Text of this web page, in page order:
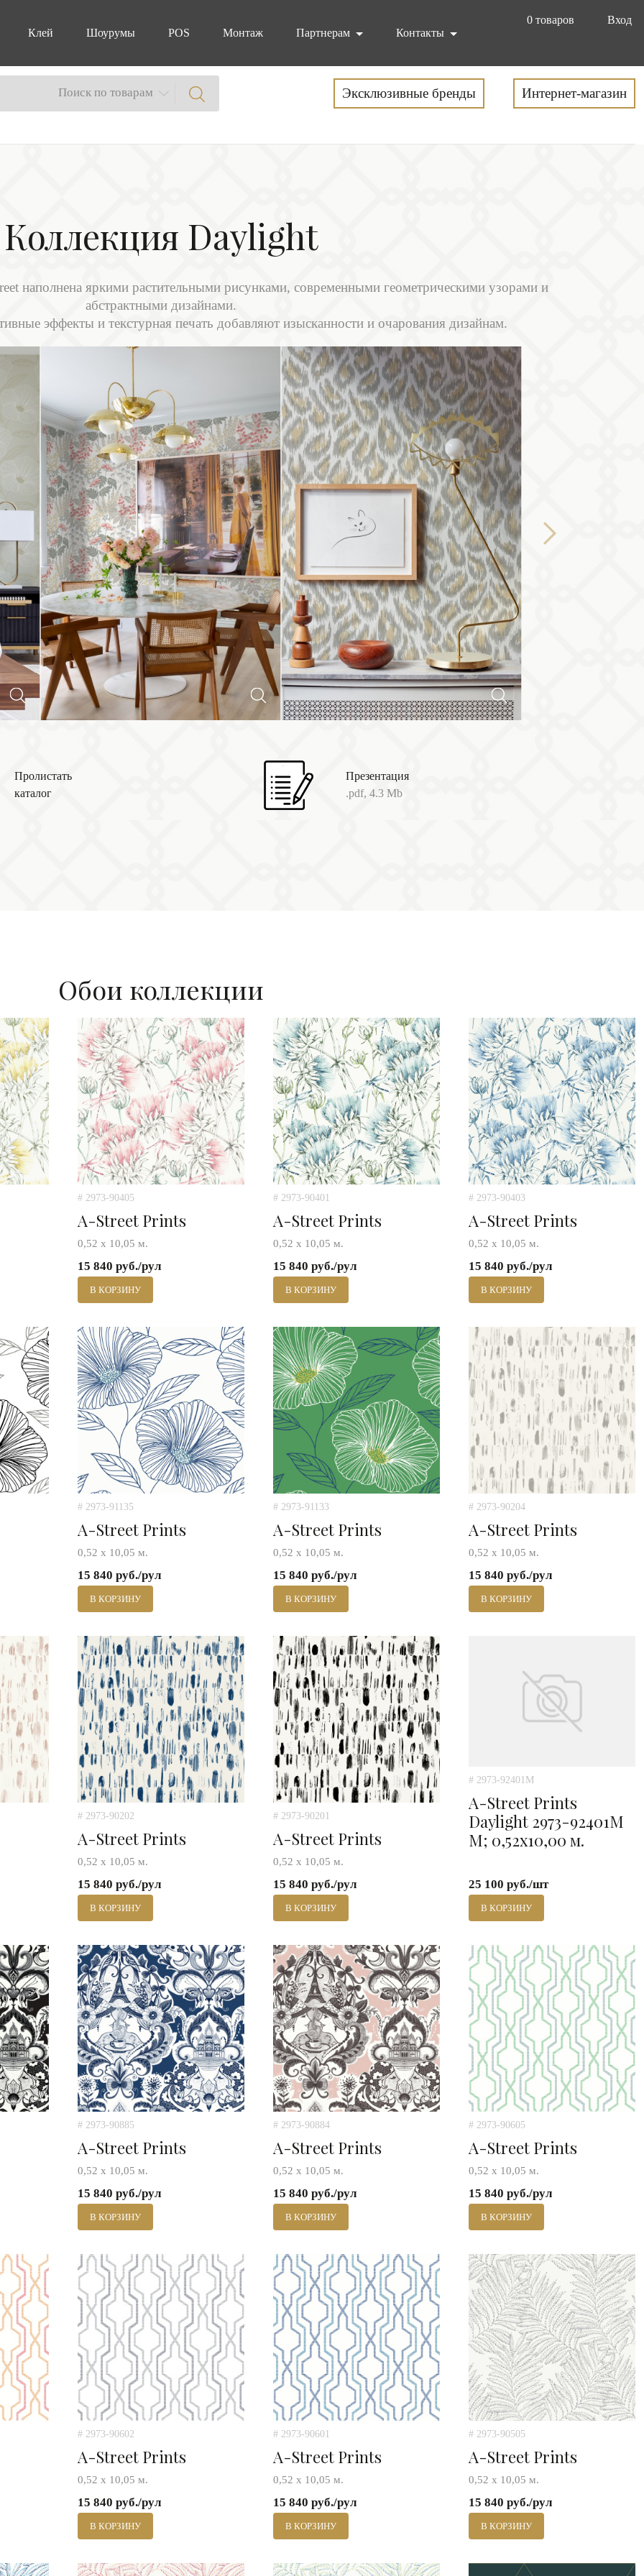
0 товаров
Вход
Клей
Шоурумы POS Монтаж Партнерам Контакты
Поиск по товарам Эксклюзивные бренды Интернет-магазин
Коллекция Daylight
наполнена яркими растительными рисунками, современными геометрическими узорами и
абстрактными дизайнами.
эффекты и текстурная печать добавляют изысканности и очарования дизайнам.
Next
Пролистать
каталог
Презентация
.pdf, 4.3 Mb
Обои коллекции
# 2973-90405
A-Street Prints
0,52 х 10,05 м.
15 840 руб./рул
В КОРЗИНУ
# 2973-90401
A-Street Prints
0,52 х 10,05 м.
15 840 руб./рул
В КОРЗИНУ
# 2973-90403
A-Street Prints
0,52 х 10,05 м.
15 840 руб./рул
В КОРЗИНУ
# 2973-91135
A-Street Prints
0,52 х 10,05 м.
15 840 руб./рул
В КОРЗИНУ
# 2973-91133
A-Street Prints
0,52 х 10,05 м.
15 840 руб./рул
В КОРЗИНУ
# 2973-90204
A-Street Prints
0,52 х 10,05 м.
15 840 руб./рул
В КОРЗИНУ
# 2973-90202
A-Street Prints
0,52 х 10,05 м.
15 840 руб./рул
В КОРЗИНУ
# 2973-90201
A-Street Prints
0,52 х 10,05 м.
15 840 руб./рул
В КОРЗИНУ
# 2973-92401M
A-Street Prints
Daylight 2973-92401M
M; 0,52х10,00 м.
25 100 руб./шт
В КОРЗИНУ
# 2973-90885
A-Street Prints
0,52 х 10,05 м.
15 840 руб./рул
В КОРЗИНУ
# 2973-90884
A-Street Prints
0,52 х 10,05 м.
15 840 руб./рул
В КОРЗИНУ
# 2973-90605
A-Street Prints
0,52 х 10,05 м.
15 840 руб./рул
В КОРЗИНУ
# 2973-90602
A-Street Prints
0,52 х 10,05 м.
15 840 руб./рул
В КОРЗИНУ
# 2973-90601
A-Street Prints
0,52 х 10,05 м.
15 840 руб./рул
В КОРЗИНУ
# 2973-90505
A-Street Prints
0,52 х 10,05 м.
15 840 руб./рул
В КОРЗИНУ